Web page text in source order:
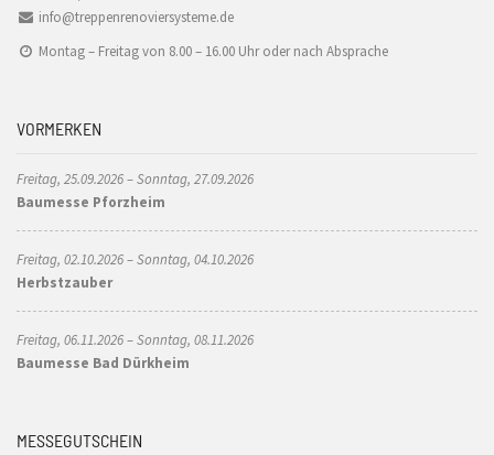
info@treppenrenoviersysteme.de
Montag – Freitag von 8.00 – 16.00 Uhr oder nach Absprache
VORMERKEN
Freitag, 25.09.2026 – Sonntag, 27.09.2026
Baumesse Pforzheim
Freitag, 02.10.2026 – Sonntag, 04.10.2026
Herbstzauber
Freitag, 06.11.2026 – Sonntag, 08.11.2026
Baumesse Bad Dürkheim
MESSEGUTSCHEIN